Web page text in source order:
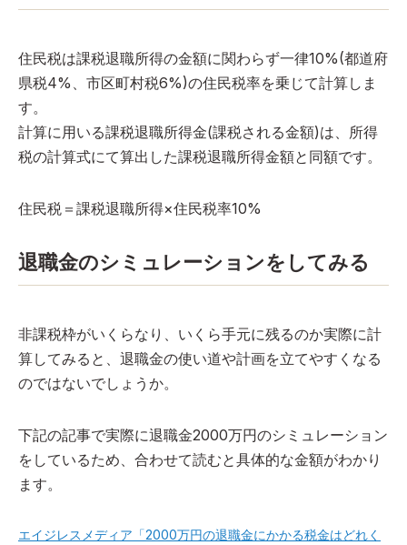
住民税は課税退職所得の金額に関わらず一律10%(都道府
県税4%、市区町村税6%)の住民税率を乗じて計算しま
す。
計算に用いる課税退職所得金(課税される金額)は、所得
税の計算式にて算出した課税退職所得金額と同額です。
住民税＝課税退職所得×住民税率10%
退職金のシミュレーションをしてみる
非課税枠がいくらなり、いくら手元に残るのか実際に計
算してみると、退職金の使い道や計画を立てやすくなる
のではないでしょうか。
下記の記事で実際に退職金2000万円のシミュレーション
をしているため、合わせて読むと具体的な金額がわかり
ます。
エイジレスメディア「2000万円の退職金にかかる税金はどれく